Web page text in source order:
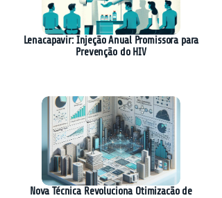
Lenacapavir: Injeção Anual Promissora para
Prevenção do HIV
Nova Técnica Revoluciona Otimização de